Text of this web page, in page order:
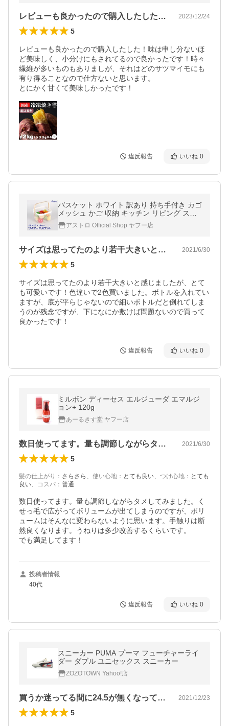
レビューも良かったので購入したした！味… 2023/12/24
5
レビューも良かったので購入したした！味は申し分ないほ
ど美味しく、小分けにもされてるので良かったです！時々
繊維が多いものもありましが、それはどのサツマイモにも
有り得ることなので仕方ないと思います。
とにかく甘くて美味しかったです！
違反報告 いいね 0
バスケット ホワイト 訳あり 持ち手付き カゴ
メッシュ かご 収納 キッチン リビング スチ
ール アストロ 821-29
アストロ Official Shop ヤフー店
サイズは思ってたのより若干大きいと感じ… 2021/6/30
5
サイズは思ってたのより若干大きいと感じましたが、とて
も可愛いです！色違いで2色買いました。ボトルを入れてい
ますが、底が平らじゃないので細いボトルだと倒れてしま
うのが残念ですが、下になにか敷けば問題ないので買って
良かったです！
違反報告 いいね 0
ミルボン ディーセス エルジューダ エマルジ
ョン+ 120g
あーるきす堂 ヤフー店
数日使ってます。量も調節しながらタメし… 2021/6/30
5
髪の仕上がり ： さらさら 、 使い心地 ： とても良い、 つけ心地 ： とても
良い、 コスパ ： 普通
数日使ってます。量も調節しながらタメしてみました。く
せっ毛で広がってボリュームが出てしまうのですが、ボリ
ュームはそんなに変わらないように思います。手触りは断
然良くなります。うねりは多少改善するくらいです。
でも満足してます！
投稿者情報
40代
違反報告 いいね 0
スニーカー PUMA プーマ フューチャーライ
ダー ダブル ユニセックス スニーカー
ZOZOTOWN Yahoo!店
買うか迷ってる間に24.5が無くなって… 2021/12/23
5